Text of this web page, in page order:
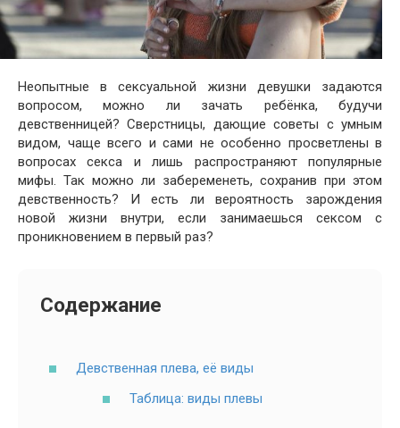
Неопытные в сексуальной жизни девушки задаются
вопросом, можно ли зачать ребёнка, будучи
девственницей? Сверстницы, дающие советы с умным
видом, чаще всего и сами не особенно просветлены в
вопросах секса и лишь распространяют популярные
мифы. Так можно ли забеременеть, сохранив при этом
девственность? И есть ли вероятность зарождения
новой жизни внутри, если занимаешься сексом с
проникновением в первый раз?
Содержание
Девственная плева, её виды
Таблица: виды плевы